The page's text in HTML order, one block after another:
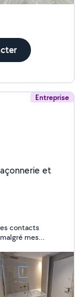
métier
Entreprise
et
contacts
mes
temps…